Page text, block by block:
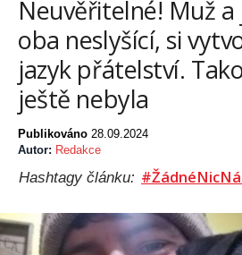
Neuvěřitelné! Muž a
oba neslyšící, si
jazyk přátelství.
ještě nebyla
Publikováno 28.09.2024
Autor: Redakce
Hashtagy článku: